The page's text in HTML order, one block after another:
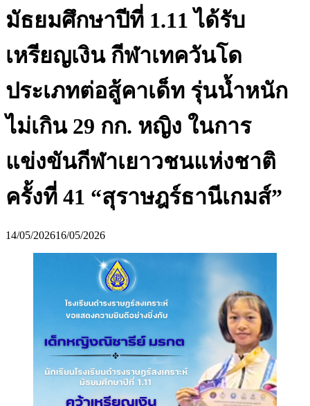
มัธยมศึกษาปีที่ 1.11 ได้รับ
เหรียญเงิน กีฬาเทควันโด
ประเภทต่อสู้คาเด็ท รุ่นน้ำหนัก
ไม่เกิน 29 กก. หญิง ในการ
แข่งขันกีฬาเยาวชนแห่งชาติ
ครั้งที่ 41 “สุราษฎร์ธานีเกมส์”
14/05/202616/05/2026